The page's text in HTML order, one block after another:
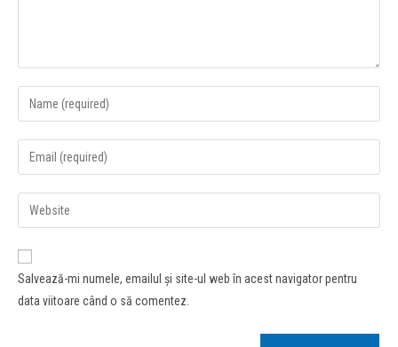
Salvează-mi numele, emailul și site-ul web în acest navigator pentru
data viitoare când o să comentez.